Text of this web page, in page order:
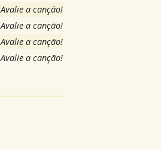
Avalie a canção!
Avalie a canção!
Avalie a canção!
Avalie a canção!